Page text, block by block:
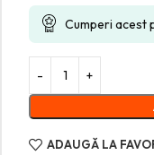
Cumperi acest
ADAUGĂ LA